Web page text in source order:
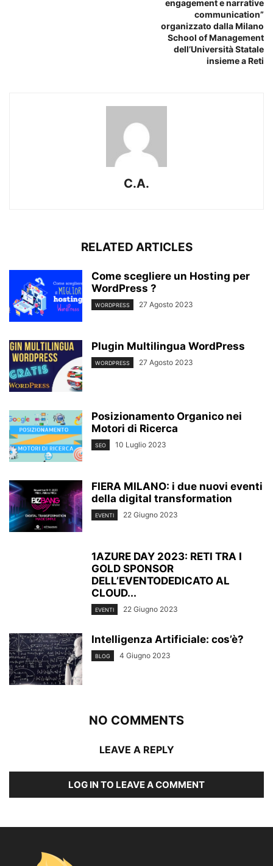
engagement e narrative
communication”
organizzato dalla Milano
School of Management
dell’Università Statale
insieme a Reti
C.A.
RELATED ARTICLES
Come scegliere un Hosting per
WordPress ?
WORDPRESS 27 Agosto 2023
Plugin Multilingua WordPress
WORDPRESS 27 Agosto 2023
Posizionamento Organico nei
Motori di Ricerca
SEO 10 Luglio 2023
FIERA MILANO: i due nuovi eventi
della digital transformation
EVENTI 22 Giugno 2023
1AZURE DAY 2023: RETI TRA I
GOLD SPONSOR
DELL’EVENTODEDICATO AL
CLOUD...
EVENTI 22 Giugno 2023
Intelligenza Artificiale: cos’è?
BLOG 4 Giugno 2023
NO COMMENTS
LEAVE A REPLY
LOG IN TO LEAVE A COMMENT